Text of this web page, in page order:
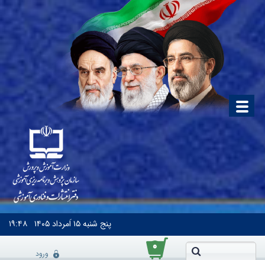
پنج شنبه۱۵ اَمرداد ۱۴۰۵ ۱۹:۴۸
۰
ورود